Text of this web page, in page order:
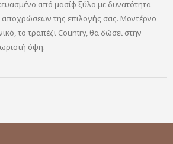
από μασίφ ξύλο με δυνατότητα
αποχρώσεων της επιλογής σας. Μοντέρνο
το τραπέζι Country, θα δώσει στην
όψη.